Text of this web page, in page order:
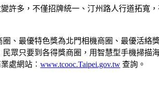
許多，不僅招牌統一、汀州路人行道拓寬
、最優特色獎為北門相機商圈、最優活絡
眾只要到各得獎商圈，用智慧型手機掃描
處網站︰ www.tcooc.Taipei.gov.tw 查詢。